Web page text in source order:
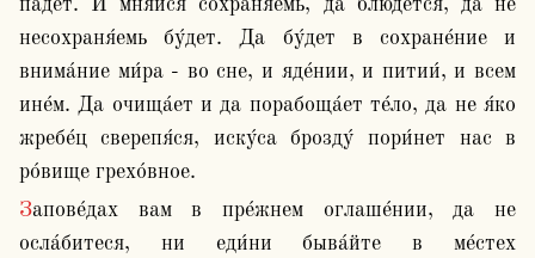
паде́т. И мня́йся сохраня́емь, да блюде́тся, да не
несохраня́емь бу́дет. Да бу́дет в сохране́ние и
внима́ние ми́ра - во сне, и яде́нии, и питии́, и всем
ине́м. Да очища́ет и да порабоща́ет те́ло, да не я́ко
жребе́ц сверепя́ся, иску́са брозду́ пори́нет нас в
ро́вище грехо́вное.
Запове́дах вам в пре́жнем оглаше́нии, да не
осла́битеся, ни еди́ни быва́йте в ме́стех